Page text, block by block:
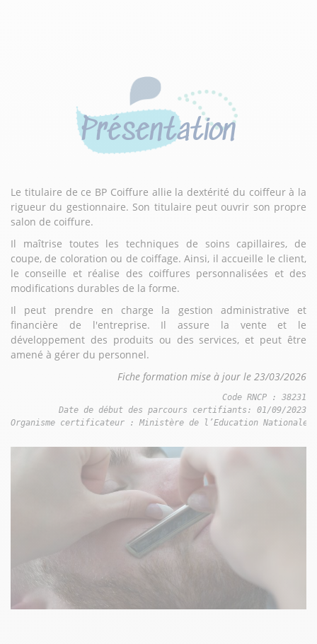
Présentation
Le titulaire de ce BP Coiffure allie la dextérité du coiffeur à la
rigueur du gestionnaire. Son titulaire peut ouvrir son propre
salon de coiffure.
Il maîtrise toutes les techniques de soins capillaires, de
coupe, de coloration ou de coiffage. Ainsi, il accueille le client,
le conseille et réalise des coiffures personnalisées et des
modifications durables de la forme.
Il peut prendre en charge la gestion administrative et
financière de l'entreprise. Il assure la vente et le
développement des produits ou des services, et peut être
amené à gérer du personnel.
Fiche formation mise à jour le 23/03/2026
Code RNCP : 38231
Date de début des parcours certifiants: 01/09/2023
Organisme certificateur : Ministère de l’Education Nationale